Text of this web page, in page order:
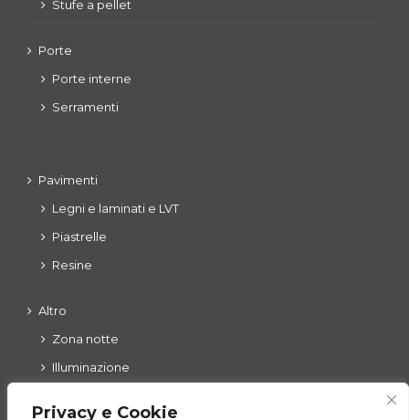
Privacy e Cookie
Stufe a pellet
Porte
Porte interne
Serramenti
Pavimenti
Legni e laminati e LVT
Piastrelle
Resine
Altro
Zona notte
Illuminazione